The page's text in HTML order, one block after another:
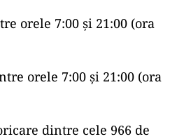
orele 7:00 și 21:00 (ora
orele 7:00 și 21:00 (ora
dintre cele 966 de